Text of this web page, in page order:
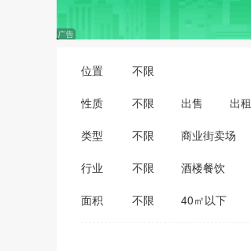
位置 不限
性质 不限 出售 出租
类型 不限 商业街卖场
行业 不限 酒楼餐饮
医药保健
家居建材
面积 不限 40㎡以下